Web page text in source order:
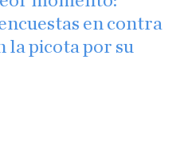
en contra
la picota por su